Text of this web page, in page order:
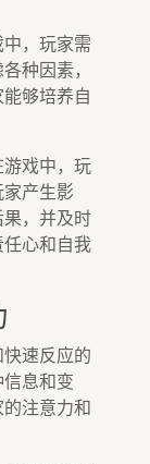
，玩家需
种因素，
够培养自
戏中，玩
产生影
，并及时
心和自我
速反应的
息和变
注意力和